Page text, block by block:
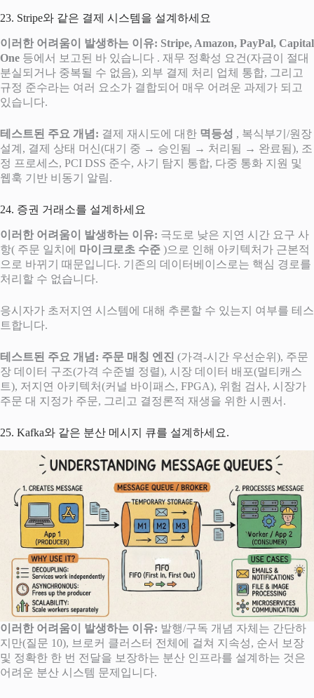
23. Stripe와 같은 결제 시스템을 설계하세요
이러한 어려움이 발생하는 이유: Stripe, Amazon, PayPal, Capital
One 등에서 보고된 바 있습니다 . 재무 정확성 요건(자금이 절대
분실되거나 중복될 수 없음), 외부 결제 처리 업체 통합, 그리고
규정 준수라는 여러 요소가 결합되어 매우 어려운 과제가 되고
있습니다.
테스트된 주요 개념: 결제 재시도에 대한 멱등성 , 복식부기/원장
설계, 결제 상태 머신(대기 중 → 승인됨 → 처리됨 → 완료됨), 조
정 프로세스, PCI DSS 준수, 사기 탐지 통합, 다중 통화 지원 및
웹훅 기반 비동기 알림.
24. 증권 거래소를 설계하세요
이러한 어려움이 발생하는 이유: 극도로 낮은 지연 시간 요구 사
항( 주문 일치에 마이크로초 수준 )으로 인해 아키텍처가 근본적
으로 바뀌기 때문입니다. 기존의 데이터베이스로는 핵심 경로를
처리할 수 없습니다.
응시자가 초저지연 시스템에 대해 추론할 수 있는지 여부를 테스
트합니다.
테스트된 주요 개념: 주문 매칭 엔진 (가격-시간 우선순위), 주문
장 데이터 구조(가격 수준별 정렬), 시장 데이터 배포(멀티캐스
트), 저지연 아키텍처(커널 바이패스, FPGA), 위험 검사, 시장가
주문 대 지정가 주문, 그리고 결정론적 재생을 위한 시퀀서.
25. Kafka와 같은 분산 메시지 큐를 설계하세요.
이러한 어려움이 발생하는 이유: 발행/구독 개념 자체는 간단하
지만(질문 10), 브로커 클러스터 전체에 걸쳐 지속성, 순서 보장
및 정확한 한 번 전달을 보장하는 분산 인프라를 설계하는 것은
어려운 분산 시스템 문제입니다.